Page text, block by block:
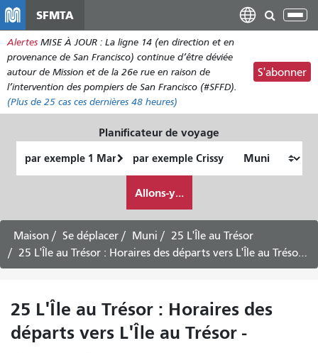
contenu
principal
SFMTA
Alertes MISE À JOUR : La ligne 14 (en direction et en
provenance de San Francisco) continue d’être déviée
autour de Mission et de la 26e rue en raison de
l’intervention des pompiers de San Francisco (#SFFD).
(Plus de 25 cas ces dernières 48 heures)
S'abonner
Planificateur de voyage
de
final
je
veux
voyager
Allons-y...
Maison Se déplacer Muni
25 L'Île au Trésor
25 L'Île au Trésor : Horaires des départs vers L'Île au Trésor -
25 L'Île au Trésor : Horaires des
départs vers L'Île au Trésor -